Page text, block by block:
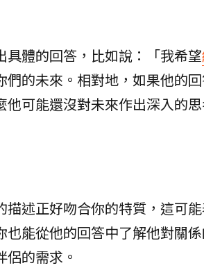
體的回答，比如說：「我希望
的未來。相對地，如果他的
可能還沒對未來作出深入的思
述正好吻合你的特質，這可
能從他的回答中了解他對關
的需求。